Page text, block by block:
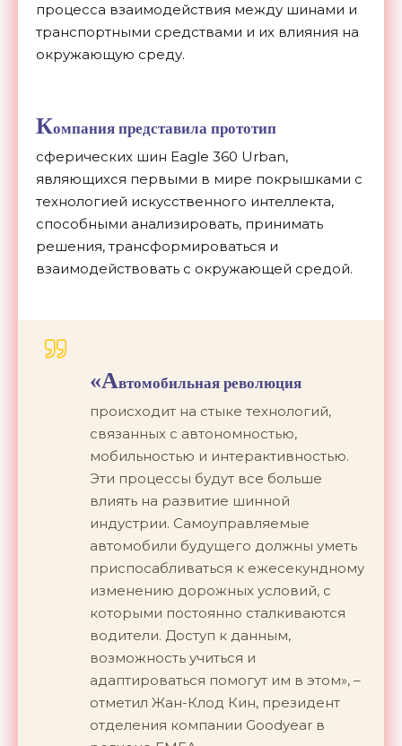
процесса взаимодействия между шинами и
транспортными средствами и их влияния на
окружающую среду.
Компания представила прототип
сферических шин Eagle 360 Urban,
являющихся первыми в мире покрышками с
технологией искусственного интеллекта,
способными анализировать, принимать
решения, трансформироваться и
взаимодействовать с окружающей средой.
«Автомобильная революция
происходит на стыке технологий,
связанных с автономностью,
мобильностью и интерактивностью.
Эти процессы будут все больше
влиять на развитие шинной
индустрии. Самоуправляемые
автомобили будущего должны уметь
приспосабливаться к ежесекундному
изменению дорожных условий, с
которыми постоянно сталкиваются
водители. Доступ к данным,
возможность учиться и
адаптироваться помогут им в этом», –
отметил Жан-Клод Кин, президент
отделения компании Goodyear в